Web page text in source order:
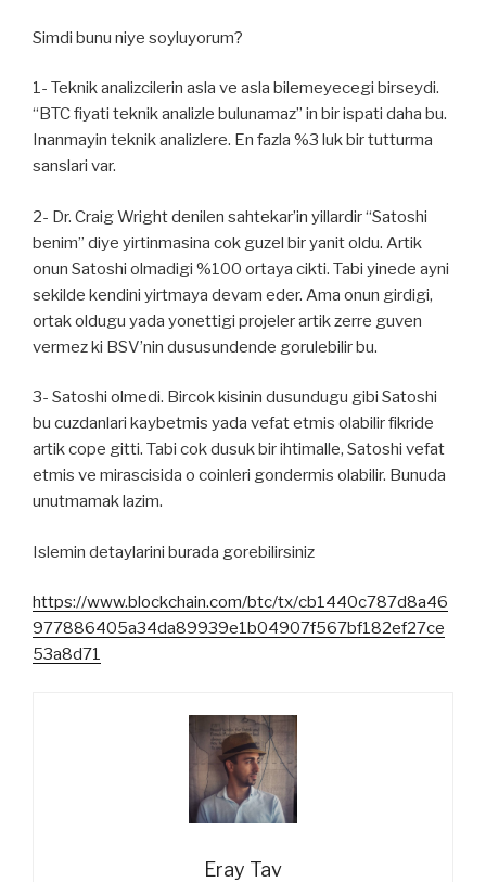
Simdi bunu niye soyluyorum?
1- Teknik analizcilerin asla ve asla bilemeyecegi birseydi.
“BTC fiyati teknik analizle bulunamaz” in bir ispati daha bu.
Inanmayin teknik analizlere. En fazla %3 luk bir tutturma
sanslari var.
2- Dr. Craig Wright denilen sahtekar’in yillardir “Satoshi
benim” diye yirtinmasina cok guzel bir yanit oldu. Artik
onun Satoshi olmadigi %100 ortaya cikti. Tabi yinede ayni
sekilde kendini yirtmaya devam eder. Ama onun girdigi,
ortak oldugu yada yonettigi projeler artik zerre guven
vermez ki BSV’nin dususundende gorulebilir bu.
3- Satoshi olmedi. Bircok kisinin dusundugu gibi Satoshi
bu cuzdanlari kaybetmis yada vefat etmis olabilir fikride
artik cope gitti. Tabi cok dusuk bir ihtimalle, Satoshi vefat
etmis ve mirascisida o coinleri gondermis olabilir. Bunuda
unutmamak lazim.
Islemin detaylarini burada gorebilirsiniz
https://www.blockchain.com/btc/tx/cb1440c787d8a46
977886405a34da89939e1b04907f567bf182ef27ce
53a8d71
Eray Tav